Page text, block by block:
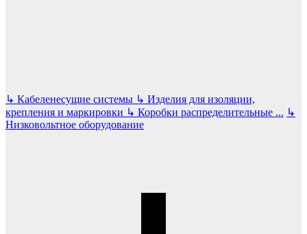
↳ Кабеленесущие системы ↳ Изделия для изоляции,
крепления и маркировки ↳ Коробки распределительные ... ↳
Низковольтное оборудование